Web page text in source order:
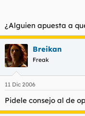
¿Alguien apuesta a
Breikan
Freak
11 Dic 2006
Pidele consejo al de